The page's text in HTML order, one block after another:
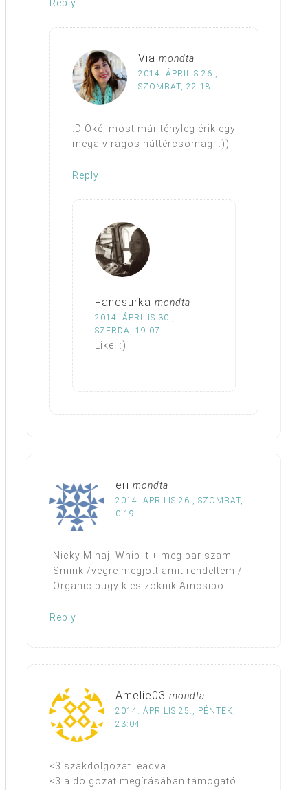
Reply
Via mondta
2014. ÁPRILIS 26.,
SZOMBAT, 22:18
:D Oké, most már tényleg érik egy
mega virágos háttércsomag. :))
Reply
Fancsurka mondta
2014. ÁPRILIS 30.,
SZERDA, 19:07
Like! :)
eri mondta
2014. ÁPRILIS 26., SZOMBAT,
0:19
-Nicky Minaj: Whip it + meg par szam
-Smink /vegre megjott amit rendeltem!/
-Organic bugyik es zoknik Amcsibol
Reply
Amelie03 mondta
2014. ÁPRILIS 25., PÉNTEK,
23:04
<3 szakdolgozat leadva
<3 a dolgozat megírásában támogató